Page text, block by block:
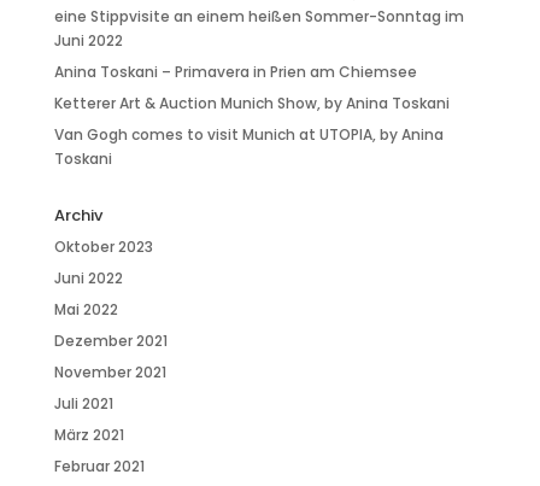
eine Stippvisite an einem heißen Sommer-Sonntag im
Juni 2022
Anina Toskani – Primavera in Prien am Chiemsee
Ketterer Art & Auction Munich Show, by Anina Toskani
Van Gogh comes to visit Munich at UTOPIA, by Anina
Toskani
Archiv
Oktober 2023
Juni 2022
Mai 2022
Dezember 2021
November 2021
Juli 2021
März 2021
Februar 2021